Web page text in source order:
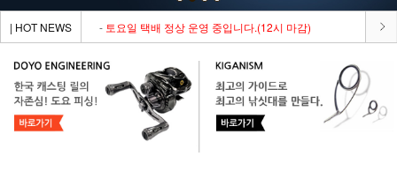
| HOT NEWS - 토요일 택배 정상 운영 중입니다.(12시 마감)